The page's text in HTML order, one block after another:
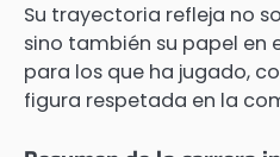
Su trayectoria refleja no
sino también su papel en
para los que ha jugado,
figura respetada en la